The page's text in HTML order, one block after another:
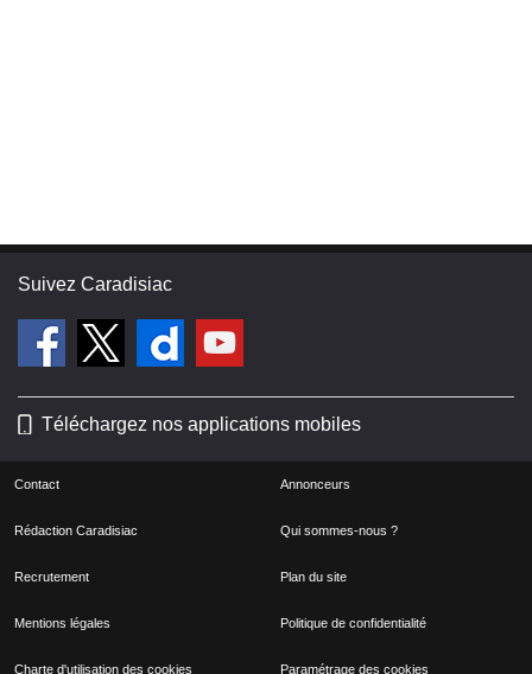
Suivez Caradisiac
Téléchargez nos applications mobiles
Contact Annonceurs
Rédaction Caradisiac Qui sommes-nous ?
Recrutement Plan du site
Mentions légales Politique de confidentialité
Charte d'utilisation des cookies Paramétrage des cookies